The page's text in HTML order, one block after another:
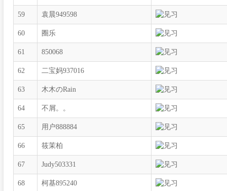
59 袁晨949598
60 圈乐
61 850068
62 二宝妈937016
63 木木のRain
64 不屑。。
65 用户888884
66 筱茉柏
67 Judy503331
68 柯基895240